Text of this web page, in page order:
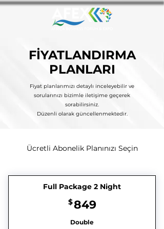
FİYATLANDIRMA
PLANLARI
Fiyat planlarımızı detaylı inceleyebilir ve
sorularınızı bizimle iletişime geçerek
sorabilirsiniz.
Düzenli olarak güncellenmektedir.
Ücretli Abonelik Planınızı Seçin
Full Package 2 Night
$849849$
Double